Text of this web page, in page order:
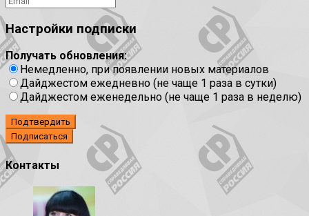
Настройки подписки
Получать обновления:
Немедленно, при появлении новых материалов
Дайджестом ежедневно (не чаще 1 раза в сутки)
Дайджестом еженедельно (не чаще 1 раза в неделю)
Подтвердить
Контакты